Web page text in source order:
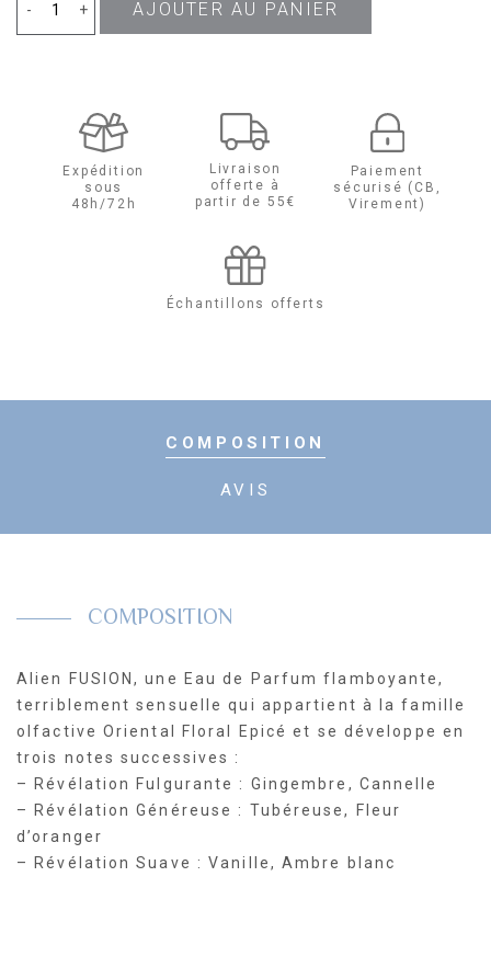
+
- quantité AJOUTER AU PANIER
Expédition
sous
48h/72h
Livraison
offerte à
partir de 55€
Paiement
sécurisé (CB,
Virement)
Échantillons offerts
COMPOSITION
AVIS
COMPOSITION
Alien FUSION, une Eau de Parfum flamboyante,
terriblement sensuelle qui appartient à la famille
olfactive Oriental Floral Epicé et se développe en
trois notes successives :
– Révélation Fulgurante : Gingembre, Cannelle
– Révélation Généreuse : Tubéreuse, Fleur
d’oranger
– Révélation Suave : Vanille, Ambre blanc